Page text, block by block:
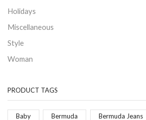
Holidays
Miscellaneous
Style
Woman
PRODUCT TAGS
Baby Bermuda Bermuda Jeans